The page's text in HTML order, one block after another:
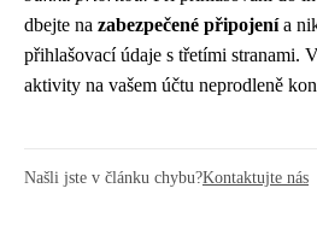
dbejte na zabezpečené připojenía
přihlašovací údaje s třetími stranami.
aktivity na vašem účtu neprodleně
Našli jste v článku chybu?Kontaktujte nás